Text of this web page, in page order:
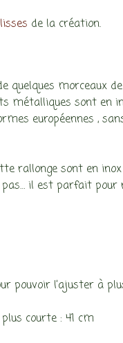
de la création.
quelques morceaux
métalliques sont en
européennes ,
rallonge sont en
pas… il est parfait
pouvoir l’ajuster à
courte : 41 cm